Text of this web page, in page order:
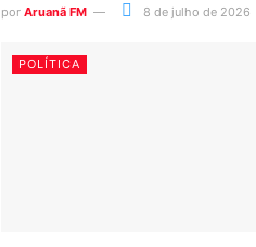
por Aruanã FM 8 de julho de 2026
POLÍTICA